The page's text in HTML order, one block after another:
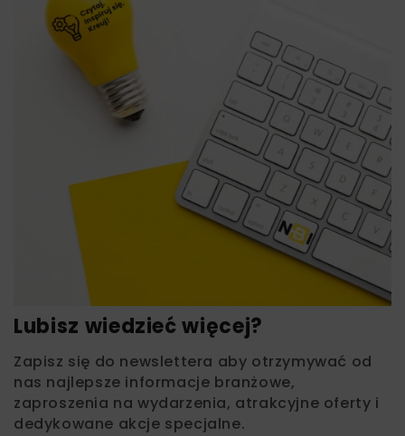
Lubisz wiedzieć więcej?
Zapisz się do newslettera aby otrzymywać od
nas najlepsze informacje branżowe,
zaproszenia na wydarzenia, atrakcyjne oferty i
dedykowane akcje specjalne.